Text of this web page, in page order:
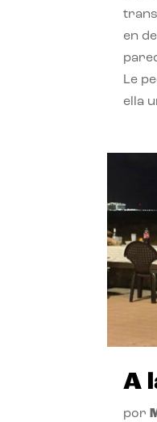
en
Le
ella
A
por